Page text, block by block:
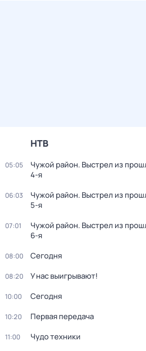
НТВ
05:05 Чужой район. Выстрел из
4-я
06:03 Чужой район. Выстрел из
5-я
07:01 Чужой район. Выстрел из
6-я
08:00 Сегодня
08:20 У нас выигрывают!
10:00 Сегодня
10:20 Первая передача
11:00 Чудо техники